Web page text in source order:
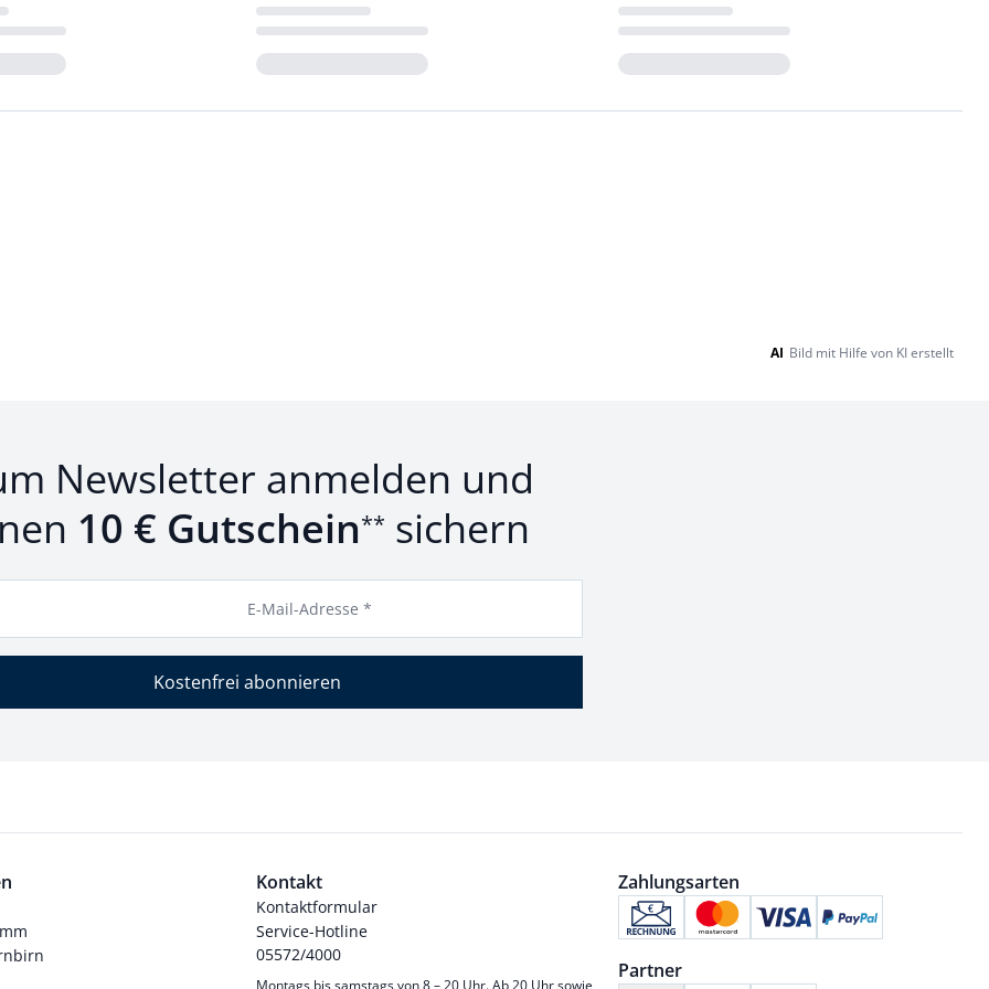
AI Bild mit Hilfe von KI erstellt
Newsletter anmelden und
10 € Gutschein** sichern
E-Mail-Adresse *
Kostenfrei abonnieren
Kontakt
Kontaktformular
Service-Hotline
05572/4000
Montags bis samstags von 8 – 20 Uhr. Ab 20 Uhr sowie
Zahlungsarten
Partner